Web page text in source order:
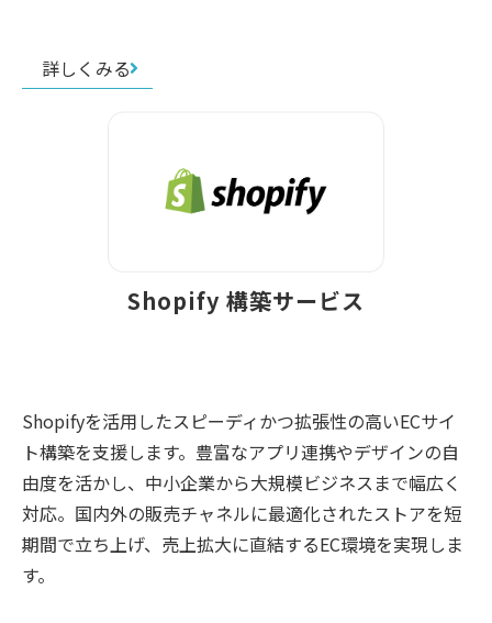
詳しくみる
Shopify 構築サービス
Shopifyを活用したスピーディかつ拡張性の高いECサイ
ト構築を支援します。豊富なアプリ連携やデザインの自
由度を活かし、中小企業から大規模ビジネスまで幅広く
対応。国内外の販売チャネルに最適化されたストアを短
期間で立ち上げ、売上拡大に直結するEC環境を実現しま
す。